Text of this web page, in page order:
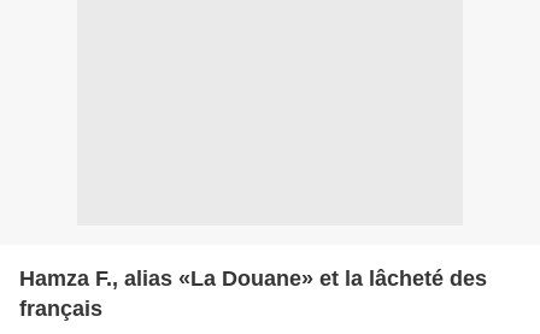
Hamza F., alias «La Douane» et la lâcheté des
français